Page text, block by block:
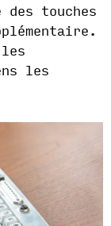
des touches
les
les